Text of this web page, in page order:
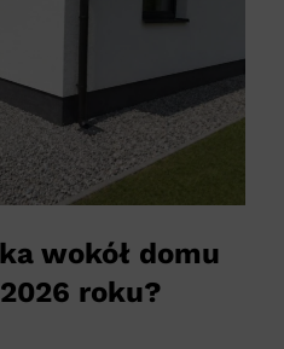
wokół domu
roku?